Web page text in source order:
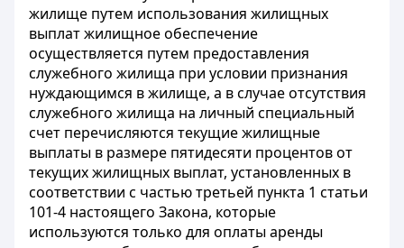
жилище путем использования жилищных
выплат жилищное обеспечение
осуществляется путем предоставления
служебного жилища при условии признания
нуждающимся в жилище, а в случае отсутствия
служебного жилища на личный специальный
счет перечисляются текущие жилищные
выплаты в размере пятидесяти процентов от
текущих жилищных выплат, установленных в
соответствии с частью третьей пункта 1 статьи
101-4 настоящего Закона, которые
используются только для оплаты аренды